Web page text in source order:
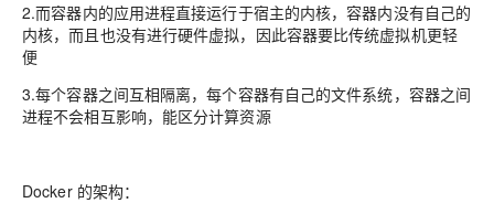
2.而容器内的应用进程直接运行于宿主的内核，容器内没有自己的
内核，而且也没有进行硬件虚拟，因此容器要比传统虚拟机更轻
便
3.每个容器之间互相隔离，每个容器有自己的文件系统，容器之间
进程不会相互影响，能区分计算资源
Docker 的架构：